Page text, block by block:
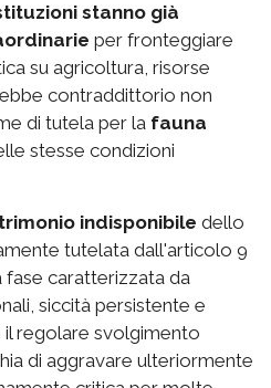
stanno già
per fronteggiare
su agricoltura, risorse
contraddittorio non
di tutela per la fauna
stesse condizioni
indisponibile dello
tutelata dall'articolo 9
fase caratterizzata da
siccità persistente e
il regolare svolgimento
di aggravare ulteriormente